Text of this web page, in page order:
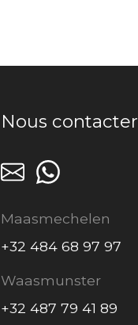
Nous contacter
Maasmechelen
+32 484 68 97 97
Waasmunster
+32 487 79 41 89